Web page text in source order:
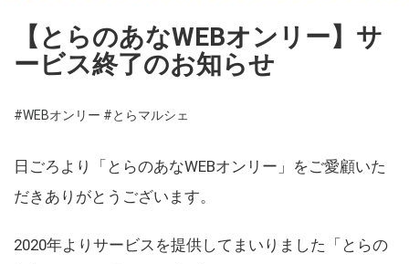
【とらのあなWEBオンリー】サ
ービス終了のお知らせ
#WEBオンリー #とらマルシェ
日ごろより「とらのあなWEBオンリー」をご愛顧いた
だきありがとうございます。
2020年よりサービスを提供してまいりました「とらの